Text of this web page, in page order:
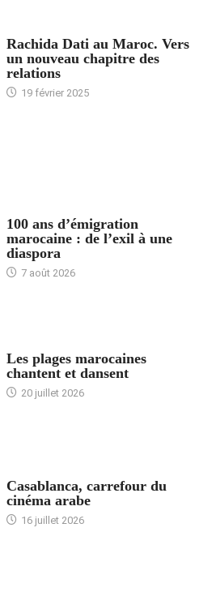
Rachida Dati au Maroc. Vers
un nouveau chapitre des
relations
19 février 2025
100 ans d’émigration
marocaine : de l’exil à une
diaspora
7 août 2026
Les plages marocaines
chantent et dansent
20 juillet 2026
Casablanca, carrefour du
cinéma arabe
16 juillet 2026